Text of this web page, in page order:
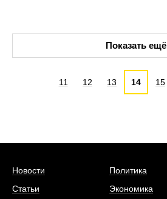
Показать ещё
11 12 13 14 15
Новости
Статьи
Политика
Экономика